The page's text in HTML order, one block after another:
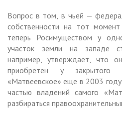
Вопрос в том, в чьей —
собственности на тот
теперь Росимуществом у
участок земли на западе
например, утверждает, что
приобретен у закрытого
«Матвеевское» еще в 2003
частью владений самого
разбираться